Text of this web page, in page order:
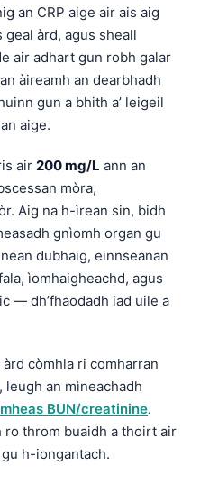
an CRP aige air ais aig
geal àrd, agus sheall
air adhart gun robh galar
àireamh an dearbhadh
gun a bhith a’ leigeil
aige.
air 200 mg/L ann an
mòra,
Aig na h-ìrean sin, bidh
gnìomh organ gu
dubhaig, einnseanan
ìomhaigheachd, agus
— dh’fhaodadh iad uile a
còmhla ri comharran
an mìneachadh
BUN/creatinine.
ro throm buaidh a thoirt air
h-iongantach.